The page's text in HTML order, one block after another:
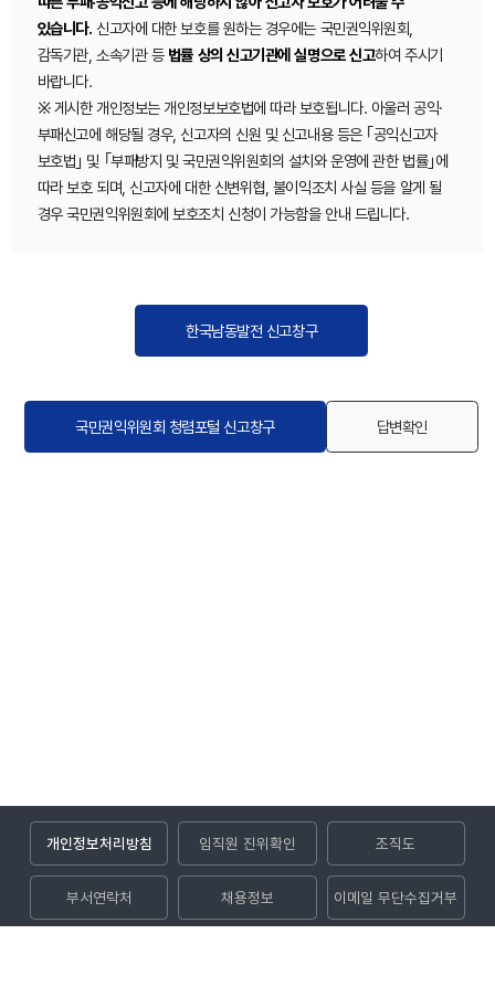
있습니다. 신고자에 대한 보호를 원하는 경우에는 국민권익위원회,
감독기관, 소속기관 등 법률 상의 신고기관에 실명으로 신고하여 주시기
바랍니다.
※ 게시한 개인정보는 개인정보보호법에 따라 보호됩니다. 아울러 공익·
부패신고에 해당될 경우, 신고자의 신원 및 신고내용 등은 ｢공익신고자
보호법｣ 및 ｢부패방지 및 국민권익위원회의 설치와 운영에 관한 법률｣에
따라 보호 되며, 신고자에 대한 신변위협, 불이익조치 사실 등을 알게 될
경우 국민권익위원회에 보호조치 신청이 가능함을 안내 드립니다.
한국남동발전 신고창구
국민권익위원회 청렴포털 신고창구 답변확인
개인정보처리방침 임직원 진위확인 조직도
부서연락처 채용정보 이메일 무단수집거부